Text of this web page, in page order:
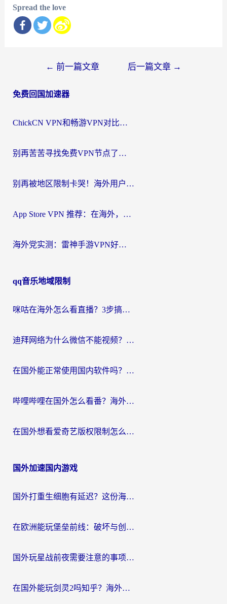
Spread the love
导
← 前一篇文章 后一篇文章 →
免费回国加速器
ChickCN VPN和畅游VPN对比哪个回国效果更好？海外党必看的回国加速器选择指南
别再苦苦寻找免费VPN节点了，这才是海外访问国内资源的正确姿势
别再被地区限制卡哭！海外用户vpn中国下载全攻略，无缝刷剧办公社交
App Store VPN 推荐：在海外，如何找回那扇回家的“任意门”？
海外党实测：雷神手游VPN好用吗？和闪电VPN对比哪个回国效果更好？附小众工具深度测评
qq音乐地域限制
咪咕在海外怎么看直播？3步搞定地域限制，还能畅看腾讯视频与国内热剧
迪拜网络为什么微信不能视频？海外党必看的回国加速全攻略
在国外能正常使用国内软件吗？海外党亲测有效的无缝访问指南
哔哩哔哩在国外怎么看番？海外党追剧看片的终极解决方案
在国外想看爱奇艺版权限制怎么办？海外华人必看的追剧自由指南
国外加速国内游戏
国外打重生细胞有延迟？这份海外畅玩国服游戏加速器终极指南请收好
在欧洲能玩堡垒前线：破坏与创造吗？海外党国服游戏不卡顿的秘密
国外玩星战前夜需要注意的事项：一份来自老玩家的网络生存指南
在国外能玩剑灵2吗知乎？海外党亲测有效的国服游戏加速指南